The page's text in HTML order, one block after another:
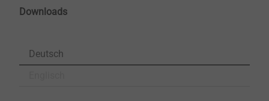
Downloads
Deutsch